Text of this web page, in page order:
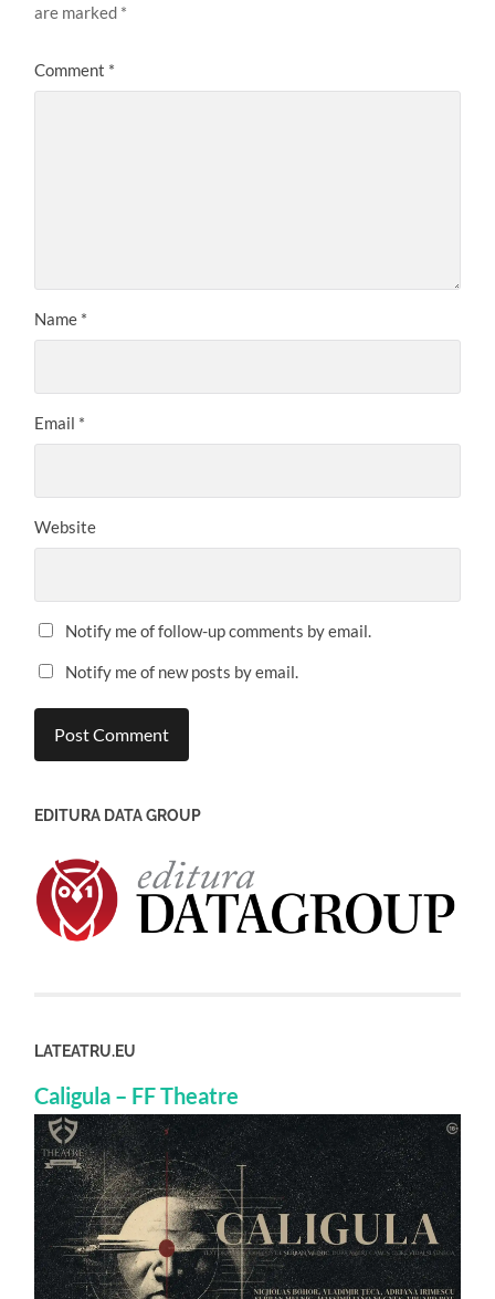
are marked *
Comment *
Name *
Email *
Website
Notify me of follow-up comments by email.
Notify me of new posts by email.
EDITURA DATA GROUP
LATEATRU.EU
Caligula – FF Theatre